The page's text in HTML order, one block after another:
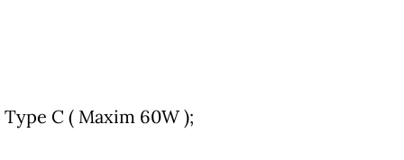
C ( Maxim 60W );